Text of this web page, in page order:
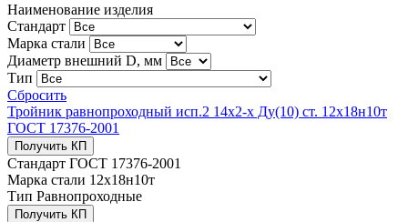
Наименование изделия
Стандарт
Марка стали
Диаметр внешний D, мм
Тип
Сбросить
Тройник равнопроходный исп.2 14х2-х Ду(10) ст. 12х18н10т
ГОСТ 17376-2001
Получить КП
Стандарт ГОСТ 17376-2001
Марка стали 12х18н10т
Тип Равнопроходные
Получить КП